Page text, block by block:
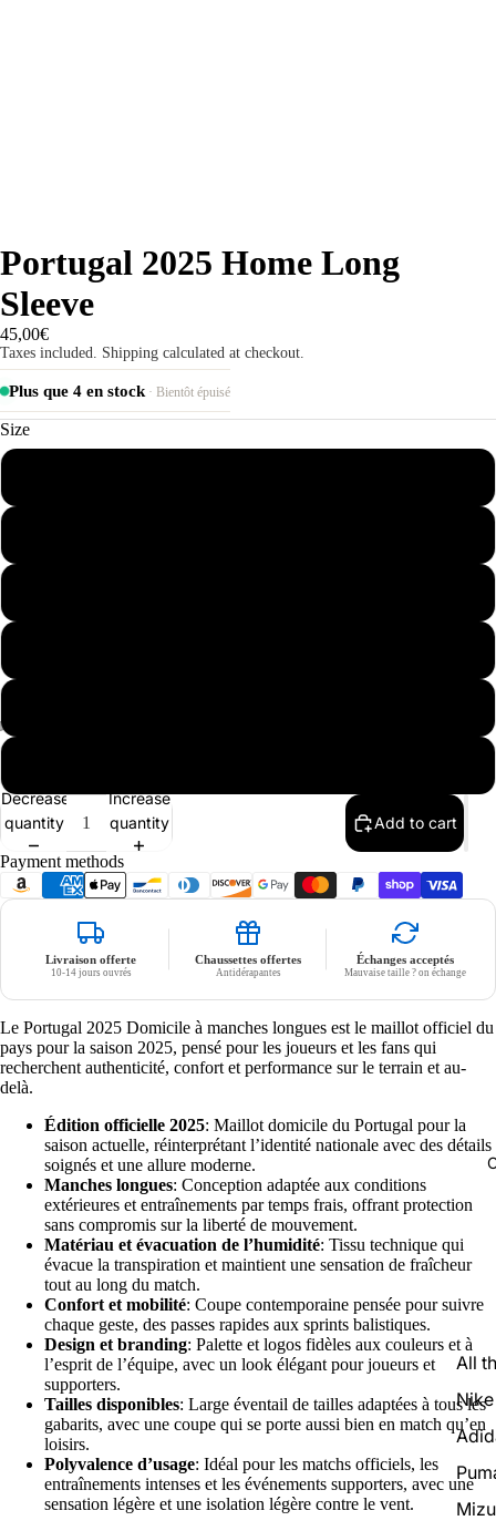
All
Nike
Portugal 2025 Home Long
Sleeve
45,00€
Taxes included. Shipping calculated at checkout.
Plus que 4 en stock· Bientôt épuisé
Size
Decrease
quantity
Increase
quantity
Add to cart
Payment methods
Livraison offerte
10-14 jours ouvrés
Chaussettes offertes
Antidérapantes
Échanges acceptés
Mauvaise taille ? on échange
Le Portugal 2025 Domicile à manches longues est le maillot officiel du
pays pour la saison 2025, pensé pour les joueurs et les fans qui
recherchent authenticité, confort et performance sur le terrain et au-
delà.
Édition officielle 2025: Maillot domicile du Portugal pour la
saison actuelle, réinterprétant l’identité nationale avec des détails
soignés et une allure moderne.
Manches longues: Conception adaptée aux conditions
extérieures et entraînements par temps frais, offrant protection
sans compromis sur la liberté de mouvement.
Matériau et évacuation de l’humidité: Tissu technique qui
évacue la transpiration et maintient une sensation de fraîcheur
tout au long du match.
Confort et mobilité: Coupe contemporaine pensée pour suivre
chaque geste, des passes rapides aux sprints balistiques.
Design et branding: Palette et logos fidèles aux couleurs et à
l’esprit de l’équipe, avec un look élégant pour joueurs et
supporters.
Tailles disponibles: Large éventail de tailles adaptées à tous les
gabarits, avec une coupe qui se porte aussi bien en match qu’en
loisirs.
Polyvalence d’usage: Idéal pour les matchs officiels, les
entraînements intenses et les événements supporters, avec une
sensation légère et une isolation légère contre le vent.